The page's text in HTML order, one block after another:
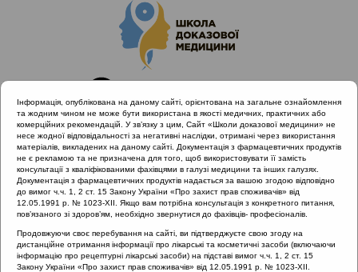
Головна
Проведені заходи
Науково-практична конференція. Міждисциплінарний підхід
до діагностики та лікування гострого риносинуситу та отиту з
позицій доказової медицини (Дніпро)
Чи є альтернатива топічним деконгестантам?
Інформація, опублікована на даному сайті, орієнтована на загальне ознайомлення
та жодним чином не може бути використана в якості медичних, практичних або
комерційних рекомендацій. У зв’язку з цим, Сайт «Школи доказової медицини» не
несе жодної відповідальності за негативні наслідки, отримані через використання
матеріалів, викладених на даному сайті. Документація з фармацевтичних продуктів
не є рекламою та не призначена для того, щоб використовувати її замість
консультації з кваліфікованими фахівцями в галузі медицини та інших галузях.
Документація з фармацевтичних продуктів надається за вашою згодою відповідно
до вимог ч.ч. 1, 2 ст. 15 Закону України «Про захист прав споживачів» від
12.05.1991 р. № 1023-XII. Якщо вам потрібна консультація з конкретного питання,
пов’язаного зі здоров’ям, необхідно звернутися до фахівців- професіоналів.
Продовжуючи своє перебування на сайті, ви підтверджуєте свою згоду на
дистанційне отримання інформації про лікарські та косметичні засоби (включаючи
інформацію про рецептурні лікарські засоби) на підставі вимог ч.ч. 1, 2 ст. 15
Закону України «Про захист прав споживачів» від 12.05.1991 р. № 1023-XII.